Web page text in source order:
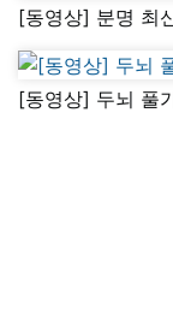
[동영상] 분명 최
[동영상] 두뇌 풀